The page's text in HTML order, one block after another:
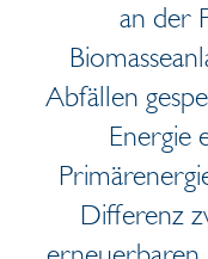
an der
Abfällen
Energie
Differenz